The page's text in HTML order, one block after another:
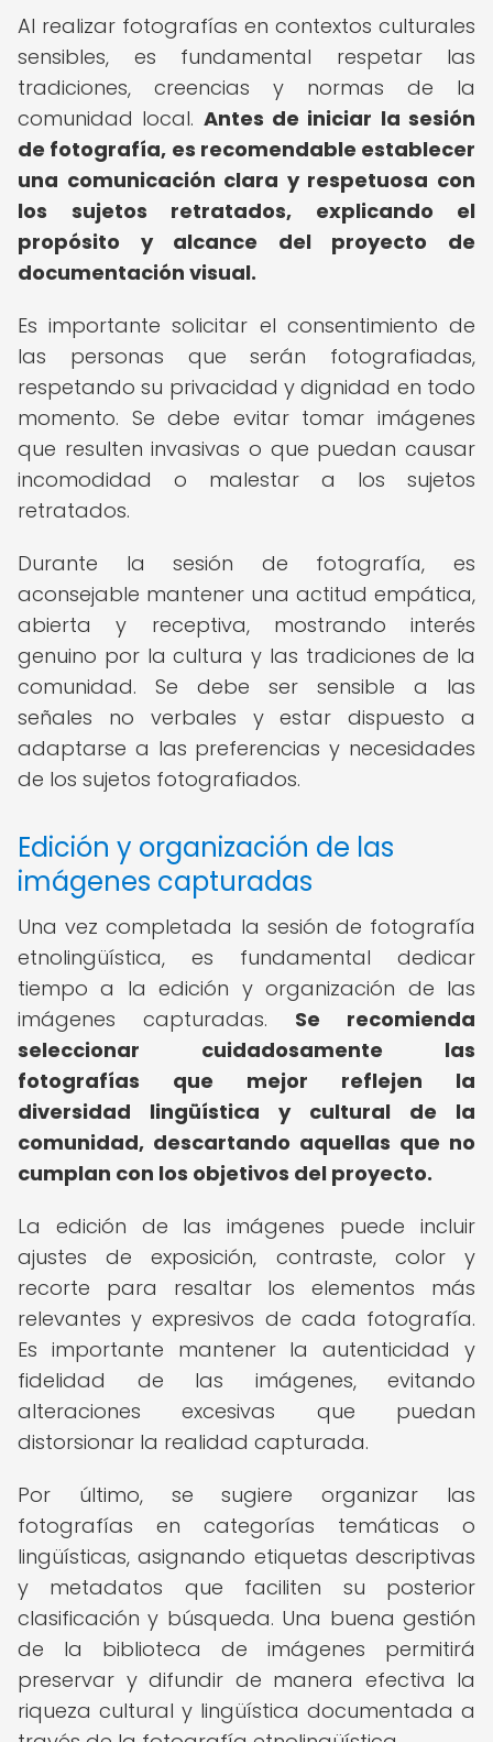
Al realizar fotografías en contextos culturales
sensibles, es fundamental respetar las
tradiciones, creencias y normas de la
comunidad local. Antes de iniciar la sesión
de fotografía, es recomendable establecer
una comunicación clara y respetuosa con
los sujetos retratados, explicando el
propósito y alcance del proyecto de
documentación visual.
Es importante solicitar el consentimiento de
las personas que serán fotografiadas,
respetando su privacidad y dignidad en todo
momento. Se debe evitar tomar imágenes
que resulten invasivas o que puedan causar
incomodidad o malestar a los sujetos
retratados.
Durante la sesión de fotografía, es
aconsejable mantener una actitud empática,
abierta y receptiva, mostrando interés
genuino por la cultura y las tradiciones de la
comunidad. Se debe ser sensible a las
señales no verbales y estar dispuesto a
adaptarse a las preferencias y necesidades
de los sujetos fotografiados.
Edición y organización de las
imágenes capturadas
Una vez completada la sesión de fotografía
etnolingüística, es fundamental dedicar
tiempo a la edición y organización de las
imágenes capturadas. Se recomienda
seleccionar cuidadosamente las
fotografías que mejor reflejen la
diversidad lingüística y cultural de la
comunidad, descartando aquellas que no
cumplan con los objetivos del proyecto.
La edición de las imágenes puede incluir
ajustes de exposición, contraste, color y
recorte para resaltar los elementos más
relevantes y expresivos de cada fotografía.
Es importante mantener la autenticidad y
fidelidad de las imágenes, evitando
alteraciones excesivas que puedan
distorsionar la realidad capturada.
Por último, se sugiere organizar las
fotografías en categorías temáticas o
lingüísticas, asignando etiquetas descriptivas
y metadatos que faciliten su posterior
clasificación y búsqueda. Una buena gestión
de la biblioteca de imágenes permitirá
preservar y difundir de manera efectiva la
riqueza cultural y lingüística documentada a